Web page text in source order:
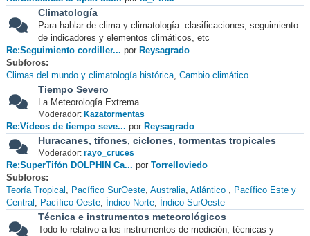
Climatología
Para hablar de clima y climatología: clasificaciones, seguimiento
de indicadores y elementos climáticos, etc
Re:Seguimiento cordiller... por Reysagrado
Subforos
Climas del mundo y climatología histórica Cambio climático
Tiempo Severo
La Meteorología Extrema
Moderador: Kazatormentas
Re:Vídeos de tiempo seve... por Reysagrado
Huracanes, tifones, ciclones, tormentas tropicales
Moderador: rayo_cruces
Re:SuperTifón DOLPHIN Ca... por Torrelloviedo
Subforos
Teoría Tropical
Pacífico SurOeste Australia Atlántico
Pacífico Este y
Central
Pacífico Oeste Índico Norte Índico SurOeste
Técnica e instrumentos meteorológicos
Todo lo relativo a los instrumentos de medición, técnicas y